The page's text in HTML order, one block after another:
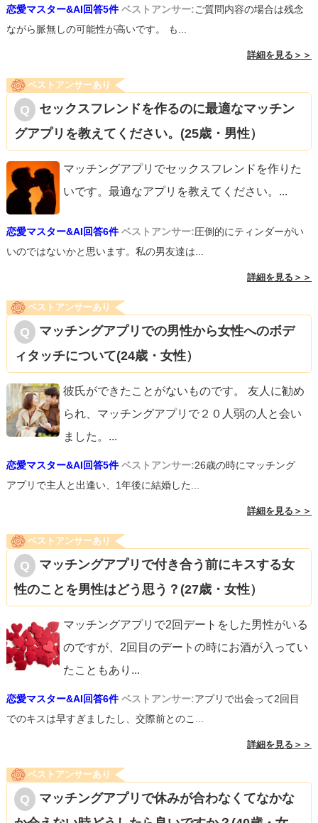
恋愛マスター&AI回答5件 ベストアンサー:ご質問内容の場合は残念
ながら脈無しの可能性が高いです。 も...
詳細を見る＞＞
ベストアンサーあり
セックスフレンドを作るのに最適なマッチン
グアプリを教えてください。(25歳・男性）
マッチングアプリでセックスフレンドを作りた
いです。最適なアプリを教えてください。 ...
恋愛マスター&AI回答6件 ベストアンサー:圧倒的にティンダーがい
いのではないかと思います。私の男友達は...
詳細を見る＞＞
ベストアンサーあり
マッチングアプリでの男性から女性へのボデ
ィタッチについて(24歳・女性）
彼氏ができたことがないものです。 友人に勧め
られ、マッチングアプリで２０人弱の人と会い
ました。 ...
恋愛マスター&AI回答5件 ベストアンサー:26歳の時にマッチング
アプリで主人と出逢い、1年後に結婚した...
詳細を見る＞＞
ベストアンサーあり
マッチングアプリで付き合う前にキスする女
性のことを男性はどう思う？(27歳・女性）
マッチングアプリで2回デートをした男性がいる
のですが、2回目のデートの時にお酒が入ってい
たこともあり ...
恋愛マスター&AI回答6件 ベストアンサー:アプリで出会って2回目
でのキスは早すぎましたし、交際前とのこ...
詳細を見る＞＞
ベストアンサーあり
マッチングアプリで休みが合わなくてなかな